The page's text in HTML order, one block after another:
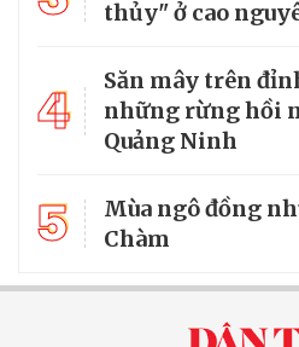
thủy" ở cao
4
Săn mây trên
những rừng hồi
Quảng Ninh
5
Mùa ngô đồng
Chàm